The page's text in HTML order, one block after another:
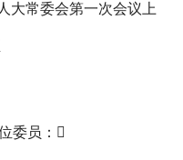
常委会第一次会议上
委员：